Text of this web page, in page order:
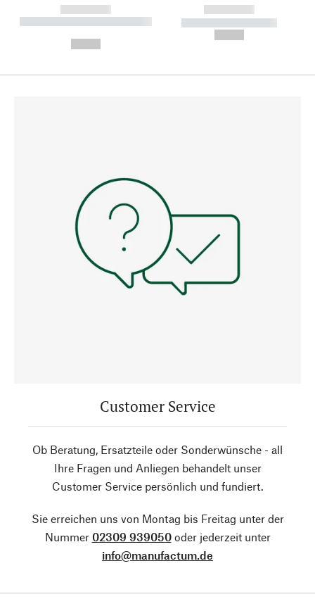
------------
----------- ----------- --------
------------
----------- -----------
Customer Service
Ob Beratung, Ersatzteile oder Sonderwünsche - all
Ihre Fragen und Anliegen behandelt unser
Customer Service persönlich und fundiert.
Sie erreichen uns von Montag bis Freitag unter der
Nummer 02309 939050oder jederzeit unter
info@manufactum.de